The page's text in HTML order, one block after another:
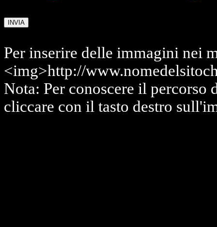
Per inserire delle immagini nei
<img>http://
Nota: Per conoscere il percorso
cliccare con il tasto destro